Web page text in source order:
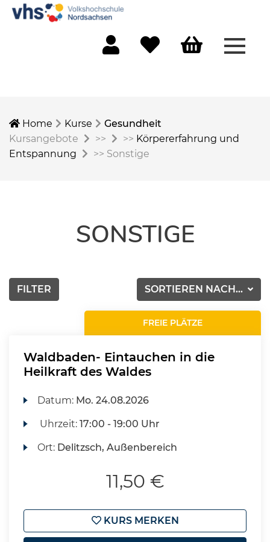
Home Kurse
Gesundheit
Kursangebote
>> >> Körpererfahrung und
Entspannung
>> Sonstige
SONSTIGE
SORTIEREN NACH...
FILTER
FREIE PLÄTZE
Waldbaden- Eintauchen in die
Heilkraft des Waldes
Datum: Mo. 24.08.2026
Uhrzeit:17:00 - 19:00 Uhr
Ort: Delitzsch, Außenbereich
11,50 €
KURS MERKEN